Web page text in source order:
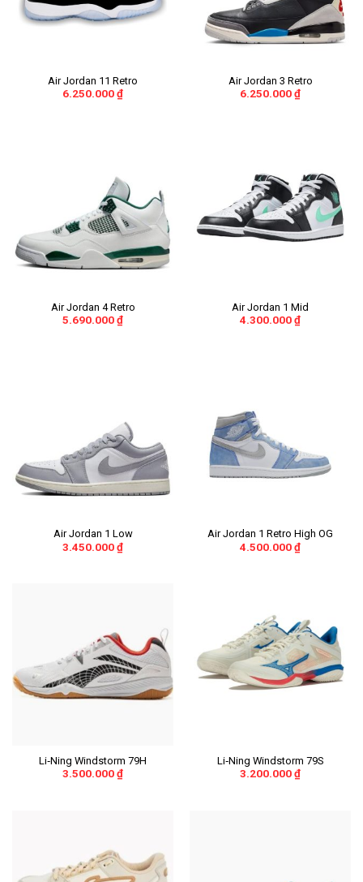
Air Jordan 11 Retro
6.250.000₫
Air Jordan 3 Retro
6.250.000₫
Air Jordan 4 Retro
5.690.000₫
Air Jordan 1 Mid
4.300.000₫
Air Jordan 1 Low
3.450.000₫
Air Jordan 1 Retro High OG
4.500.000₫
Li‑Ning Windstorm 79H
3.500.000₫
Li‑Ning Windstorm 79S
3.200.000₫